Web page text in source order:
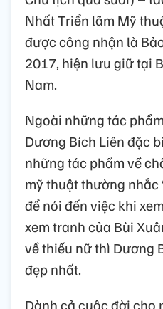
Nhất Triển lãm Mỹ
được công nhận là
2017, hiện lưu giữ tại
Nam.
Ngoài những tác
Dương Bích Liên đặc
những tác phẩm về
mỹ thuật thường nhắc
để nói đến việc khi
xem tranh của Bùi
về thiếu nữ thì Dương
đẹp nhất.
Dành cả cuộc đời cho